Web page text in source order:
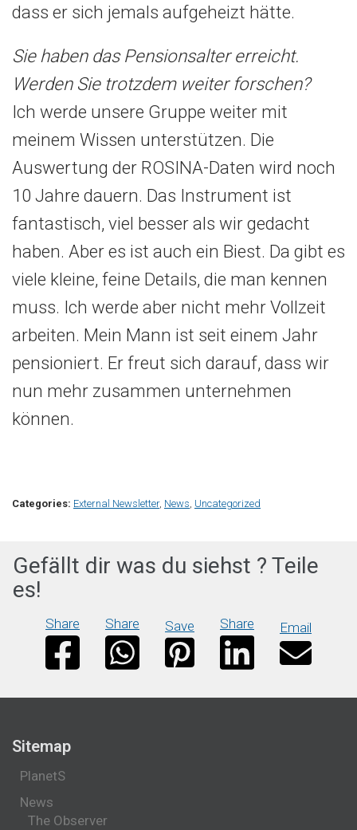
dass er sich jemals aufgeheizt hätte.
Sie haben das Pensionsalter erreicht.
Werden Sie trotzdem weiter forschen?
Ich werde unsere Gruppe weiter mit
meinem Wissen unterstützen. Die
Auswertung der ROSINA-Daten wird noch
10 Jahre dauern. Das Instrument ist
fantastisch, viel besser als wir gedacht
haben. Aber es ist auch ein Biest. Da gibt es
viele kleine, feine Details, die man kennen
muss. Ich werde aber nicht mehr Vollzeit
arbeiten. Mein Mann ist seit einem Jahr
pensioniert. Er freut sich darauf, dass wir
nun mehr zusammen unternehmen
können.
Categories: External Newsletter, News, Uncategorized
Gefällt dir was du siehst ? Teile
es!
Share Share Save Share Email
Sitemap
PlanetS
News
The Observer